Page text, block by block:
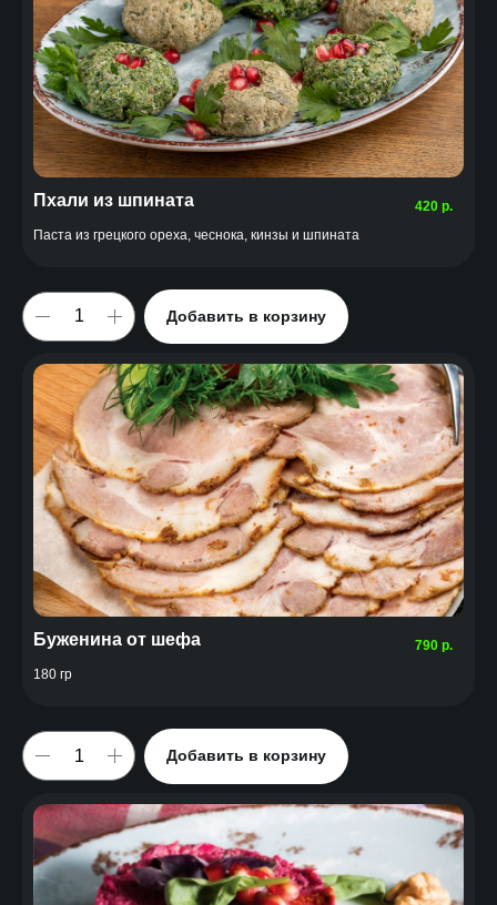
420 р.
Пхали из шпината
Паста из грецкого ореха, чеснока, кинзы и шпината
Добавить в корзину
790 р.
Буженина от шефа
180 гр
Добавить в корзину